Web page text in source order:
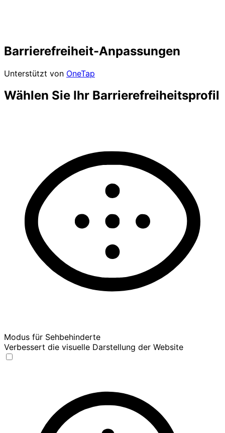
Barrierefreiheit-Anpassungen
Unterstützt von OneTap
Wählen Sie Ihr Barrierefreiheitsprofil
Modus für Sehbehinderte
Verbessert die visuelle Darstellung der Website